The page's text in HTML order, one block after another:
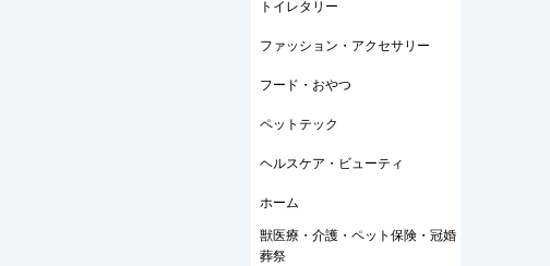
トイレタリー
ファッション・アクセサリー
フード・おやつ
ペットテック
ヘルスケア・ビューティ
ホーム
獣医療・介護・ペット保険・冠婚
葬祭